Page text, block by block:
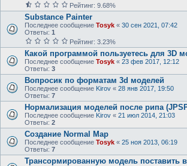
Рейтинг: 9.68%
Substance Painter
Последнее сообщение Tosyk « 30 сен 2021, 07:42
Ответы: 1
Рейтинг: 3.23%
Какой программой пользуетесь для 3D
Последнее сообщение Tosyk « 23 фев 2017, 12:12
Ответы: 3
Вопросик по форматам 3d моделей
Последнее сообщение Kirov « 28 янв 2017, 19:50
Ответы: 7
Нормализация моделей после рипа
Последнее сообщение Kirov « 21 июл 2014, 21:03
Ответы: 2
Создание Normal Map
Последнее сообщение Tosyk « 25 ноя 2013, 06:19
Ответы: 7
Трансормированную модель поставить